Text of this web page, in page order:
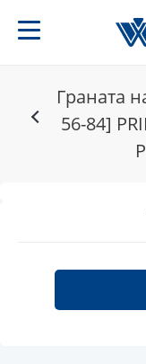
Граната
56-84]